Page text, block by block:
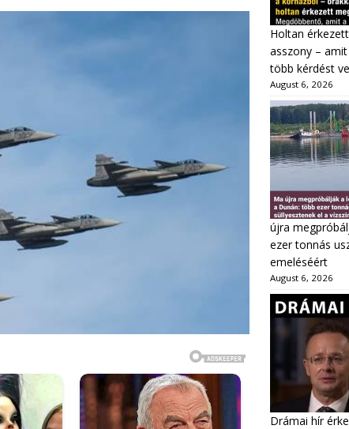
Holtan
asszony –
több kérdést
August 6, 2026
újra
ezer tonnás
emeléséért
August 6, 2026
Drámai hír